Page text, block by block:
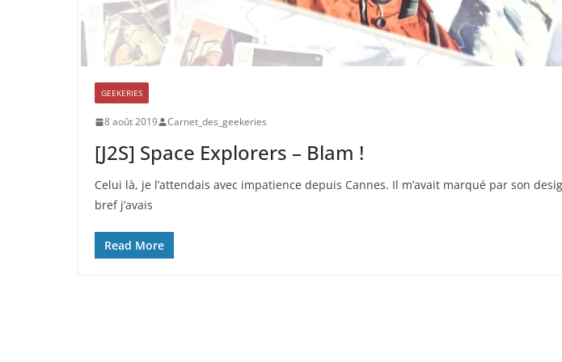
GEEKERIES
8 août 2019 Carnet_des_geekeries
[J2S] Space Explorers – Blam !
Celui là, je l’attendais avec impatience depuis Cannes. Il m’avait marqué par son
bref j’avais
Read More